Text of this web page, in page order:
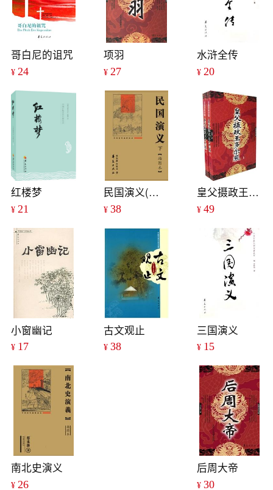
哥白尼的诅咒
¥ 24
项羽
¥ 27
水浒全传
¥ 20
红楼梦
¥ 21
民国演义(上.下)
¥38
皇父摄政王多尔衮
¥ 49
小窗幽记
¥ 17
古文观止
¥38
三国演义
¥ 15
南北史演义
¥ 26
后周大帝
¥ 30